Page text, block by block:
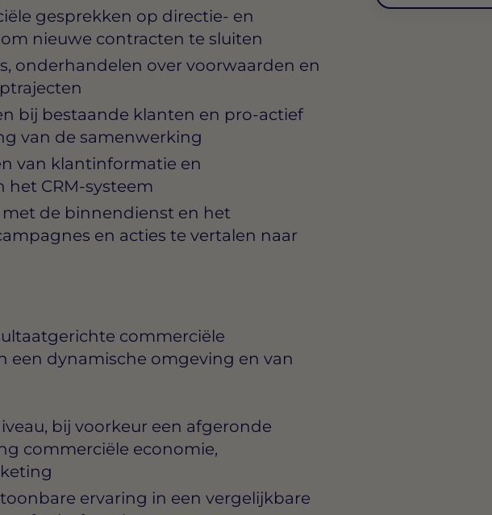
gesprekken op directie- en
nieuwe contracten te sluiten
onderhandelen over voorwaarden en
bij bestaande klanten en pro-actief
van de samenwerking
van klantinformatie en
CRM-systeem
de binnendienst en het
en acties te vertalen naar
commerciële
een dynamische omgeving en van
bij voorkeur een afgeronde
commerciële economie,
ervaring in een vergelijkbare